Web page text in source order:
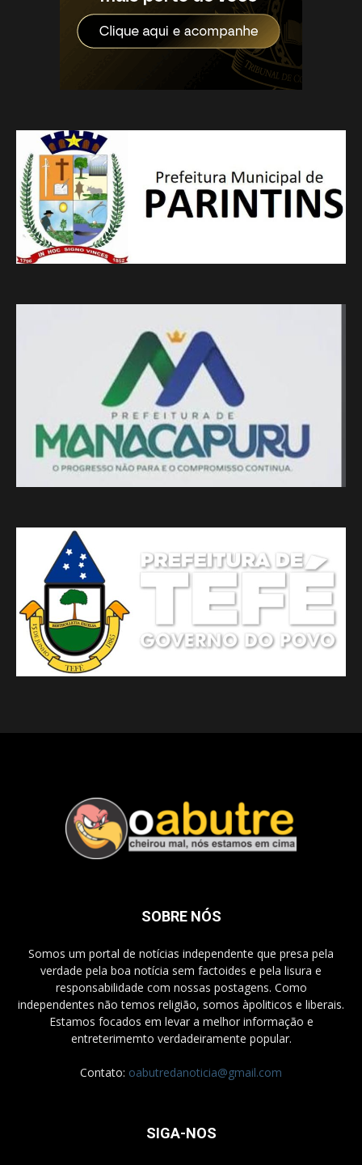
SOBRE NÓS
Somos um portal de notícias independente que presa pela
verdade pela boa notícia sem factoides e pela lisura e
responsabilidade com nossas postagens. Como
independentes não temos religião, somos àpoliticos e liberais.
Estamos focados em levar a melhor informação e
entreterimemto verdadeiramente popular.
Contato: oabutredanoticia@gmail.com
SIGA-NOS